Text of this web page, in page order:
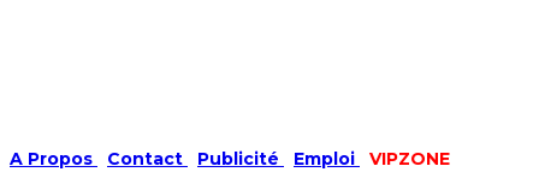
A Propos Contact Publicité Emploi
VIPZONE